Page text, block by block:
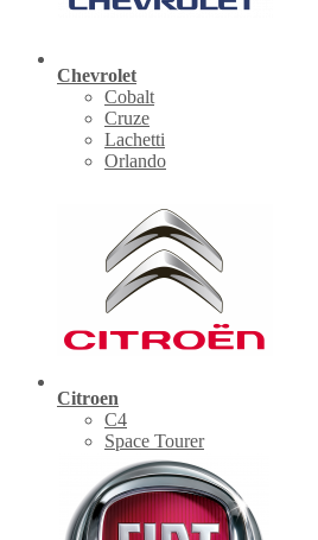
Chevrolet
Cobalt
Cruze
Lachetti
Orlando
Citroen
C4
Space Tourer